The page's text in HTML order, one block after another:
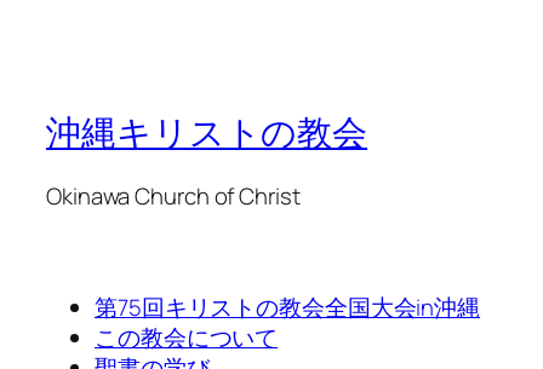
沖縄キリストの教会
Okinawa Church of Christ
第75回キリストの教会全国大会in沖縄
この教会について